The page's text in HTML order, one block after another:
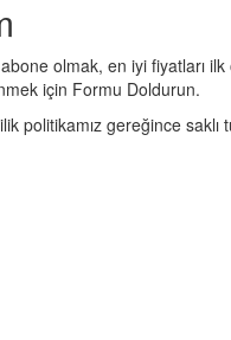
olmak, en iyi fiyatları
için Formu Doldurun.
politikamız gereğince saklı